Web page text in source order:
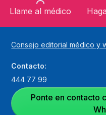
Llame al médico
Consejo editorial médico y
Contacto:
444 77 99
Ponte en contacto